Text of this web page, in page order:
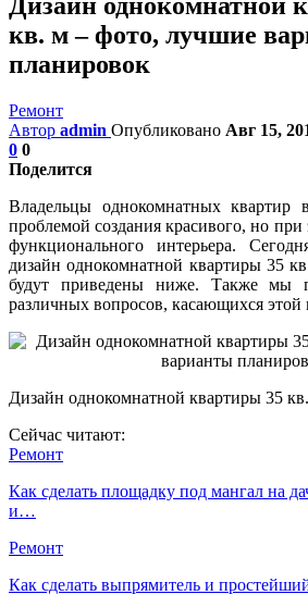
кв. м – фото, лучшие
планировок
Ремонт
Автор admin Опубликовано Авг 15,
0 0
Поделится
Владельцы однокомнатных квартир
проблемой создания красивого, но при
функционального интерьера.
дизайн однокомнатной квартиры 35
будут приведены ниже. Также мы
различных вопросов, касающихся
Дизайн однокомнатной квартиры 35
Сейчас читают:
Ремонт
Как сделать площадку под мангал на
и…
Ремонт
Как сделать выпрямитель и